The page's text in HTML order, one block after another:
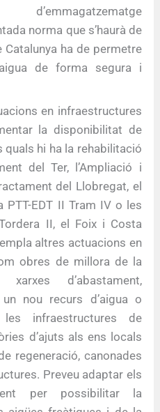
norma que s’haurà de
ha de permetre
de forma segura i
en infraestructures
la disponibilitat de
hi ha la rehabilitació
del Ter, l’Ampliació i
del Llobregat, el
PTT-EDT II Tram IV o les
II, el Foix i Costa
altres actuacions en
obres de millora de la
d’abastament,
nou recurs d’aigua o
infraestructures de
d’ajuts als ens locals
regeneració, canonades
Preveu adaptar els
per possibilitar la